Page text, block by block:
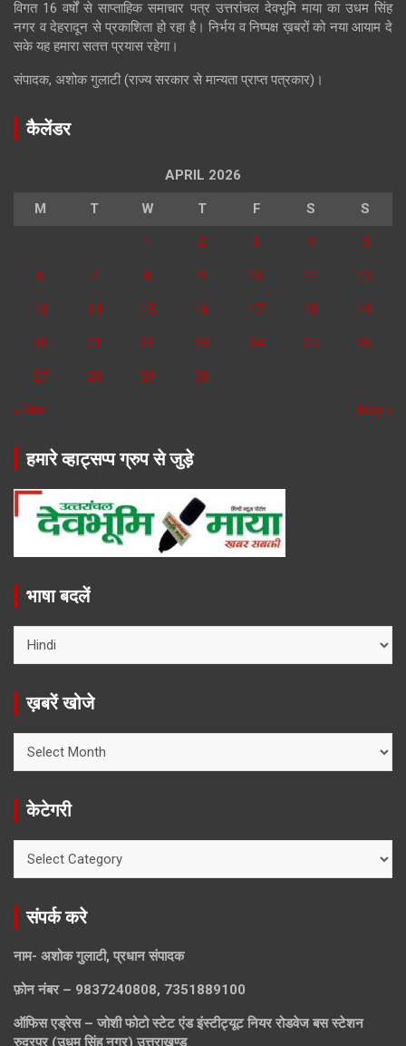
विगत 16 वर्षों से साप्ताहिक समाचार पत्र उत्तरांचल देवभूमि माया का उधम सिंह
नगर व देहरादून से प्रकाशिता हो रहा है। निर्भय व निष्पक्ष ख़बरों को नया आयाम दे
सके यह हमारा सतत्त प्रयास रहेगा।
संपादक, अशोक गुलाटी (राज्य सरकार से मान्यता प्राप्त पत्रकार)।
कैलेंडर
APRIL 2026
M T W T F S S
1 2 3 4 5
6 7 8 9 10 11 12
13 14 15 16 17 18 19
20 21 22 23 24 25 26
27 28 29 30
« Mar May »
हमारे व्हाट्सप्प ग्रुप से जुड़े
भाषा बदलें
ख़बरें खोजे
खोजे
केटेगरी
संपर्क करे
नाम- अशोक गुलाटी, प्रधान संपादक
फ़ोन नंबर – 9837240808, 7351889100
ऑफिस एड्रेस – जोशी फोटो स्टेट एंड इंस्टीट्यूट नियर रोडवेज बस स्टेशन
रुद्रपुर (उधम सिंह नगर) उत्तराखण्ड